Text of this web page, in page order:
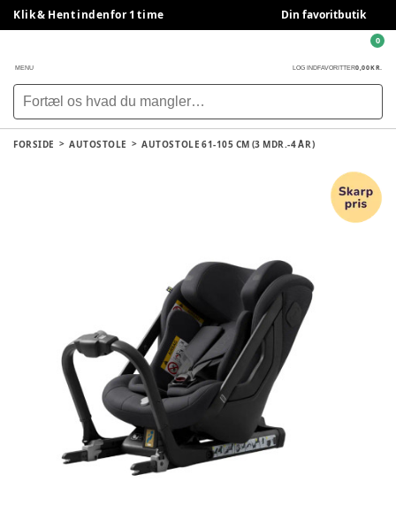
Klik & Hent indenfor 1 time Din favoritbutik
MENU LOG INDFAVORITTER0,00 KR.
0
FORSIDE AUTOSTOLE AUTOSTOLE 61-105 CM (3 MDR.-4 ÅR)